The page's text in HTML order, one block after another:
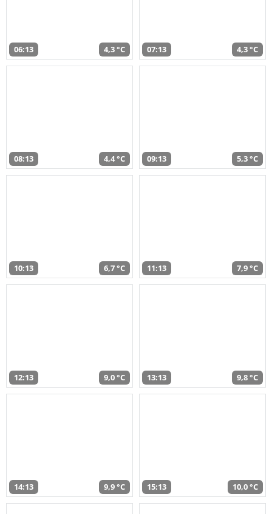
06:13 4,3 °C 07:13 4,3 °C
08:13 4,4 °C 09:13 5,3 °C
10:13 6,7 °C 11:13 7,9 °C
12:13 9,0 °C 13:13 9,8 °C
14:13 9,9 °C 15:13 10,0 °C